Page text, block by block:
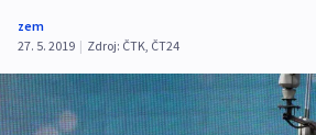
zem
27. 5. 2019 | Zdroj: ČTK, ČT24